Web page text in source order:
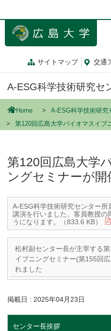
ン
サイトマップ 交通
A-ESG科学技術研究セ
Home
A-ESG科学技術研究
第120回広島大学バイオマスイブ
第120回広島大学
ングセミナーが開
A-ESG科学技術研究センター
講演を行いました。客員教授の
うになります。（833.6 KB）
松村副センター長が主宰する
イブニングセミナー(第155回
れました
掲載日 : 2025年04月23日
センター長挨拶